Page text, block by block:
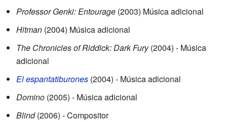
Professor Genki: Entourage (2003) Música adicional
Hitman (2004) Música adicional
The Chronicles of Riddick: Dark Fury(2004) - Música
adicional
El espantatiburones (2004) - Música adicional
Domino (2005) - Música adicional
Blind(2006) - Compositor